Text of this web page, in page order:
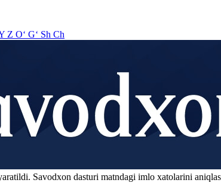
Z O‘ G‘ Sh Ch
Savodxon dasturi matndagi imlo xatolarini